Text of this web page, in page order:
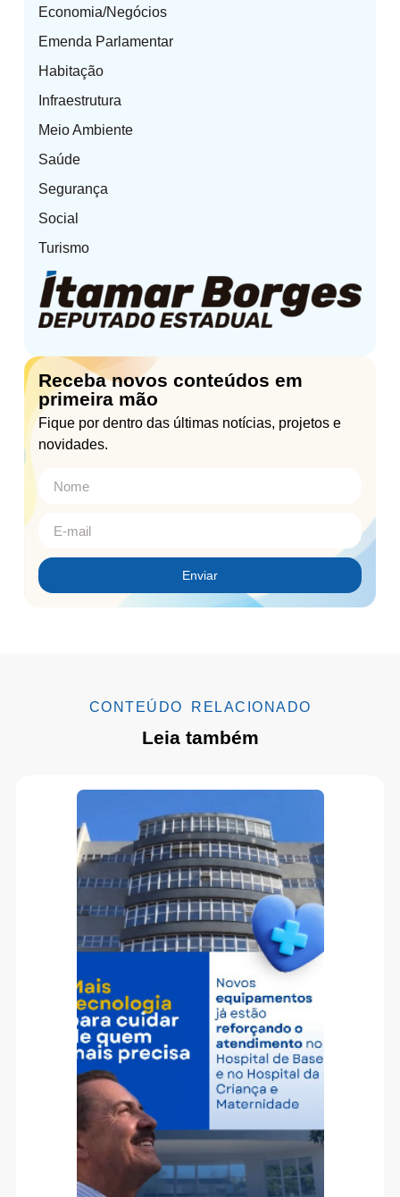
Economia/Negócios
Emenda Parlamentar
Habitação
Infraestrutura
Meio Ambiente
Saúde
Segurança
Social
Turismo
Receba novos conteúdos em
primeira mão
Fique por dentro das últimas notícias, projetos e
novidades.
Enviar
CONTEÚDO RELACIONADO
Leia também